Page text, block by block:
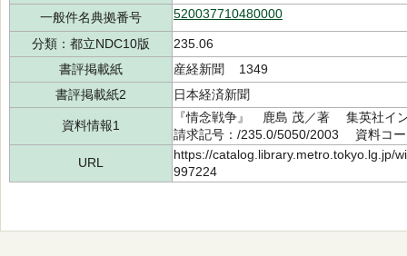
一般件名典拠番号
520037710480000
分類：都立NDC10版
235.06
書評掲載紙
産経新聞 1349
書評掲載紙2
日本経済新聞
資料情報1
『情念戦争』 鹿島 茂／著 集英社イ
請求記号：/235.0/5050/2003 資料コ
URL
https://catalog.library.metro.tokyo.lg.jp/
997224